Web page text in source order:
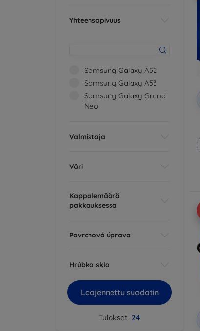
Yhteensopivuus
Samsung Galaxy A52
Samsung Galaxy A53
Samsung Galaxy Grand
Neo
Valmistaja
Väri
Kappalemäärä
pakkauksessa
Povrchová úprava
Hrúbka skla
Laajennettu suodatin
Tulokset 24